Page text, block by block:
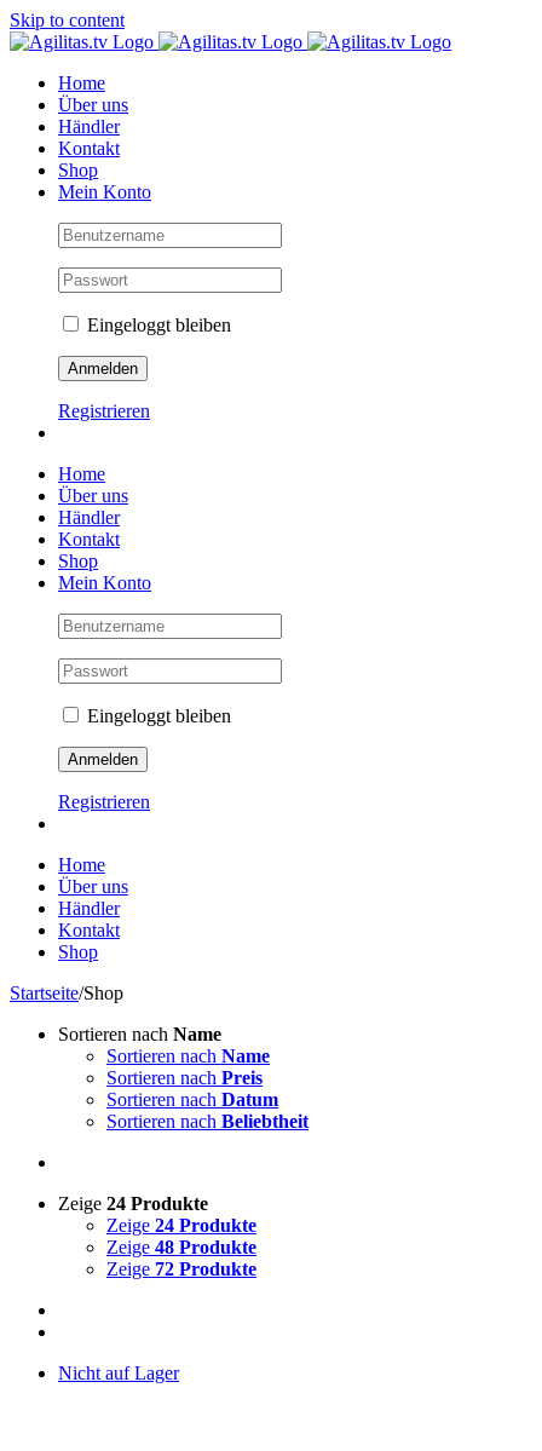
Skip to content
Home
Über uns
Händler
Kontakt
Shop
Mein Konto
Eingeloggt bleiben
Registrieren
Home
Über uns
Händler
Kontakt
Shop
Mein Konto
Eingeloggt bleiben
Registrieren
Home
Über uns
Händler
Kontakt
Shop
Startseite/Shop
Sortieren nach Name
Sortieren nach Name
Sortieren nach Preis
Sortieren nach Datum
Sortieren nach Beliebtheit
Zeige 24 Produkte
Zeige 24 Produkte
Zeige 48 Produkte
Zeige 72 Produkte
Nicht auf Lager